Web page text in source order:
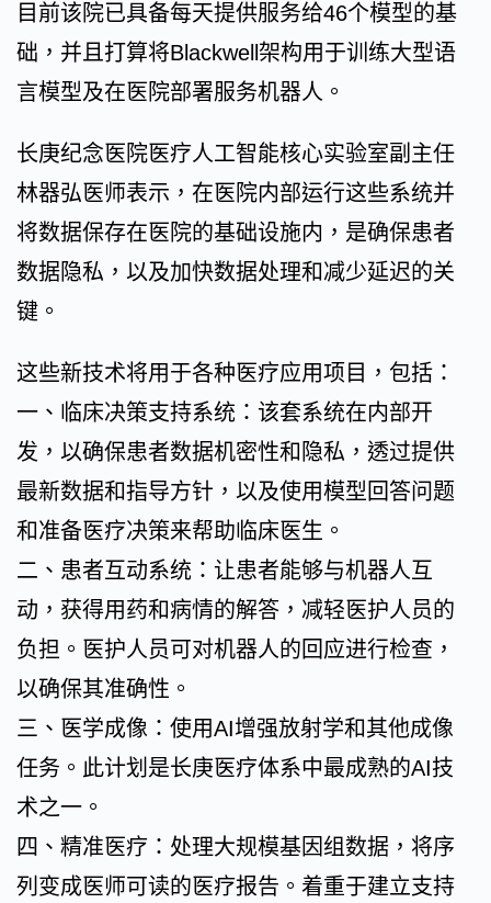
目前该院已具备每天提供服务给46个模型的基
础，并且打算将Blackwell架构用于训练大型语
言模型及在医院部署服务机器人。
长庚纪念医院医疗人工智能核心实验室副主任
林器弘医师表示，在医院内部运行这些系统并
将数据保存在医院的基础设施内，是确保患者
数据隐私，以及加快数据处理和减少延迟的关
键。
这些新技术将用于各种医疗应用项目，包括：
一、临床决策支持系统：该套系统在内部开
发，以确保患者数据机密性和隐私，透过提供
最新数据和指导方针，以及使用模型回答问题
和准备医疗决策来帮助临床医生。
二、患者互动系统：让患者能够与机器人互
动，获得用药和病情的解答，减轻医护人员的
负担。医护人员可对机器人的回应进行检查，
以确保其准确性。
三、医学成像：使用AI增强放射学和其他成像
任务。此计划是长庚医疗体系中最成熟的AI技
术之一。
四、精准医疗：处理大规模基因组数据，将序
列变成医师可读的医疗报告。着重于建立支持